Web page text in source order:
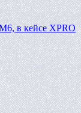
в кейсе XPRO